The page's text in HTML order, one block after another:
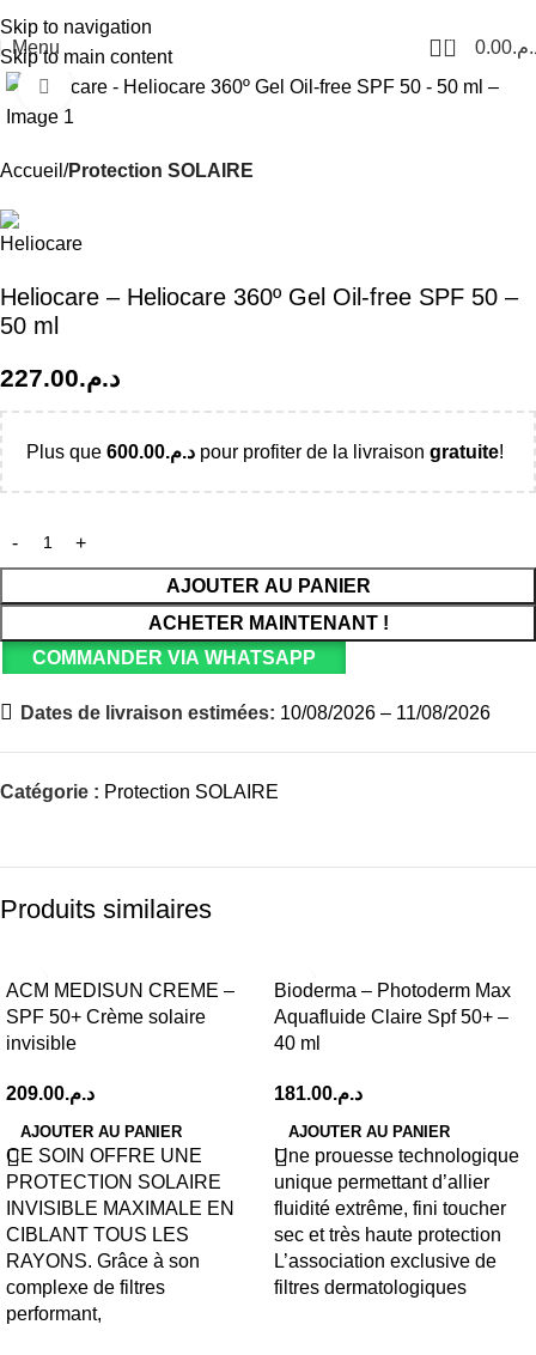
Skip to navigation
Skip to main content
Menu 0 0.00
Click to enlarge
Accueil Protection SOLAIRE
Heliocare – Heliocare 360º Gel Oil-free SPF 50 –
50 ml
د.م.227.00
Plus que د.م.600.00 pour profiter de la livraison gratuite!
AJOUTER AU PANIER
ACHETER MAINTENANT !
COMMANDER VIA WHATSAPP
Dates de livraison estimées: 10/08/2026 – 11/08/2026
Catégorie : Protection SOLAIRE
Produits similaires
ACM MEDISUN CREME –
SPF 50+ Crème solaire
invisible
د.م.209.00
AJOUTER AU PANIER
CE SOIN OFFRE UNE
PROTECTION SOLAIRE
INVISIBLE MAXIMALE EN
CIBLANT TOUS LES
RAYONS. Grâce à son
complexe de filtres
performant,
Bioderma – Photoderm Max
Aquafluide Claire Spf 50+ –
40 ml
د.م.181.00
AJOUTER AU PANIER
Une prouesse technologique
unique permettant d’allier
fluidité extrême, fini toucher
sec et très haute protection
L’association exclusive de
filtres dermatologiques